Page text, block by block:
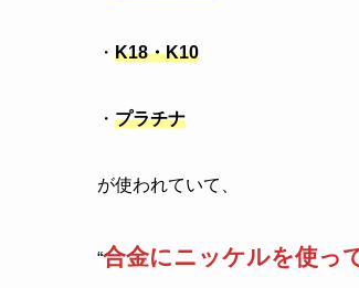
・ K18・K10
・ プラチナ
が使われていて、
“合金にニッケルを使っ